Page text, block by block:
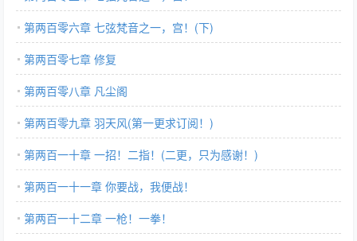
第两百零六章 七弦梵音之一，宫！(下)
第两百零七章 修复
第两百零八章 凡尘阁
第两百零九章 羽天风(第一更求订阅！)
第两百一十章 一招！二指！(二更，只为感谢！)
第两百一十一章 你要战，我便战！
第两百一十二章 一枪！一拳！